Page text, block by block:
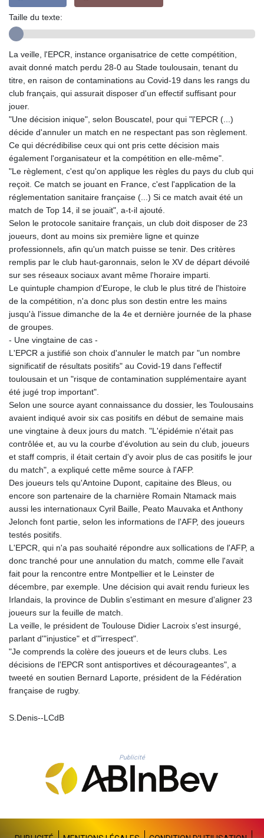
GIP 0.856077
GNF 10118.69464
GYD 241.048608
HKD 9.04099
HNL 30.88171
HRK 7.536585
HUF 364.625083
IDR 20648.821428
ILS 3.46629
IMP 0.856077
INR 109.809273
IQD 1509.393123
IRR
1584474.640687
ISK 142.41109
JEP 0.856077
JMD 182.637459
JOD 0.81708
JPY 182.544457
KES 149.083075
KGS 100.783234
KHR 4675.235131
KWD 0.356874
KYD 0.960205
KZT 539.927945
LBP
103179.229954
LKR 387.028882
LRD 207.974585
LSL 18.793369
LTL 3.402947
LVL 0.697118
LYD 7.344833
MAD 10.750192
MDL 20.047704
MKD 61.427977
MMK 2419.54797
MNT 4144.10128
MOP 9.310037
MRU 46.191483
MVR 17.805023
MWK 1997.873162
MXN 19.839187
MYR 4.713377
MZN 73.654852
NZD 1.96294
OMR 0.443115
PAB 1.152181
PEN 3.894648
PHP 70.070805
PKR 319.87712
Taille du texte:
La veille, l'EPCR, instance organisatrice de cette compétition,
avait donné match perdu 28-0 au Stade toulousain, tenant du
titre, en raison de contaminations au Covid-19 dans les rangs du
club français, qui assurait disposer d'un effectif suffisant pour
jouer.
"Une décision inique", selon Bouscatel, pour qui "l'EPCR (...)
décide d'annuler un match en ne respectant pas son règlement.
Ce qui décrédibilise ceux qui ont pris cette décision mais
également l'organisateur et la compétition en elle-même".
"Le règlement, c'est qu'on applique les règles du pays du club qui
reçoit. Ce match se jouant en France, c'est l'application de la
réglementation sanitaire française (...) Si ce match avait été un
match de Top 14, il se jouait", a-t-il ajouté.
Selon le protocole sanitaire français, un club doit disposer de 23
joueurs, dont au moins six première ligne et quinze
professionnels, afin qu'un match puisse se tenir. Des critères
remplis par le club haut-garonnais, selon le XV de départ dévoilé
sur ses réseaux sociaux avant même l'horaire imparti.
Le quintuple champion d'Europe, le club le plus titré de l'histoire
de la compétition, n'a donc plus son destin entre les mains
jusqu'à l'issue dimanche de la 4e et dernière journée de la phase
de groupes.
- Une vingtaine de cas -
L'EPCR a justifié son choix d'annuler le match par "un nombre
significatif de résultats positifs" au Covid-19 dans l'effectif
toulousain et un "risque de contamination supplémentaire ayant
été jugé trop important".
Selon une source ayant connaissance du dossier, les Toulousains
avaient indiqué avoir six cas positifs en début de semaine mais
une vingtaine à deux jours du match. "L'épidémie n'était pas
contrôlée et, au vu la courbe d'évolution au sein du club, joueurs
et staff compris, il était certain d'y avoir plus de cas positifs le jour
du match", a expliqué cette même source à l'AFP.
Des joueurs tels qu'Antoine Dupont, capitaine des Bleus, ou
encore son partenaire de la charnière Romain Ntamack mais
aussi les internationaux Cyril Baille, Peato Mauvaka et Anthony
Jelonch font partie, selon les informations de l'AFP, des joueurs
testés positifs.
L'EPCR, qui n'a pas souhaité répondre aux sollications de l'AFP, a
donc tranché pour une annulation du match, comme elle l'avait
fait pour la rencontre entre Montpellier et le Leinster de
décembre, par exemple. Une décision qui avait rendu furieux les
Irlandais, la province de Dublin s'estimant en mesure d'aligner 23
joueurs sur la feuille de match.
La veille, le président de Toulouse Didier Lacroix s'est insurgé,
parlant d'"injustice" et d'"irrespect".
"Je comprends la colère des joueurs et de leurs clubs. Les
décisions de l'EPCR sont antisportives et décourageantes", a
tweeté en soutien Bernard Laporte, président de la Fédération
française de rugby.
S.Denis--LCdB
Publicité